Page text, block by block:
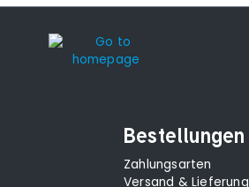
Bestellungen
Zahlungsarten
Versand & Lieferung